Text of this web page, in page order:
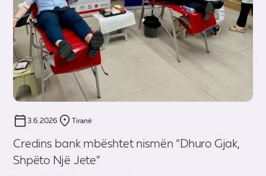
3.6.2026 Tiranë
Credins bank mbështet nismën “Dhuro Gjak,
Shpëto Një Jete”